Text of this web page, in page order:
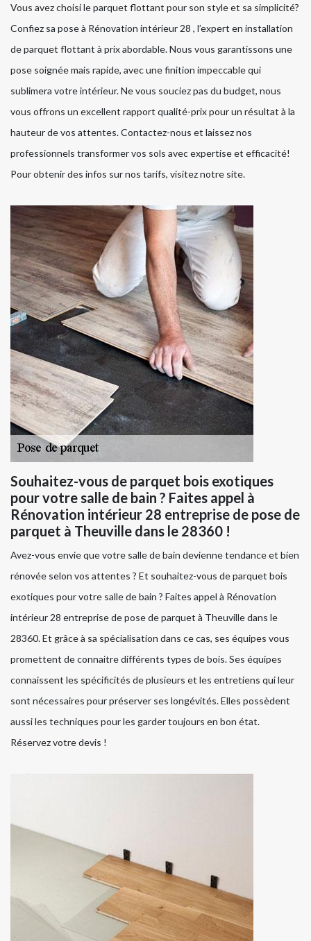
Vous avez choisi le parquet flottant pour son style et sa simplicité?
Confiez sa pose à Rénovation intérieur 28 , l’expert en installation
de parquet flottant à prix abordable. Nous vous garantissons une
pose soignée mais rapide, avec une finition impeccable qui
sublimera votre intérieur. Ne vous souciez pas du budget, nous
vous offrons un excellent rapport qualité-prix pour un résultat à la
hauteur de vos attentes. Contactez-nous et laissez nos
professionnels transformer vos sols avec expertise et efficacité!
Pour obtenir des infos sur nos tarifs, visitez notre site.
Souhaitez-vous de parquet bois exotiques
pour votre salle de bain ? Faites appel à
Rénovation intérieur 28 entreprise de pose de
parquet à Theuville dans le 28360 !
Avez-vous envie que votre salle de bain devienne tendance et bien
rénovée selon vos attentes ? Et souhaitez-vous de parquet bois
exotiques pour votre salle de bain ? Faites appel à Rénovation
intérieur 28 entreprise de pose de parquet à Theuville dans le
28360. Et grâce à sa spécialisation dans ce cas, ses équipes vous
promettent de connaitre différents types de bois. Ses équipes
connaissent les spécificités de plusieurs et les entretiens qui leur
sont nécessaires pour préserver ses longévités. Elles possèdent
aussi les techniques pour les garder toujours en bon état.
Réservez votre devis !